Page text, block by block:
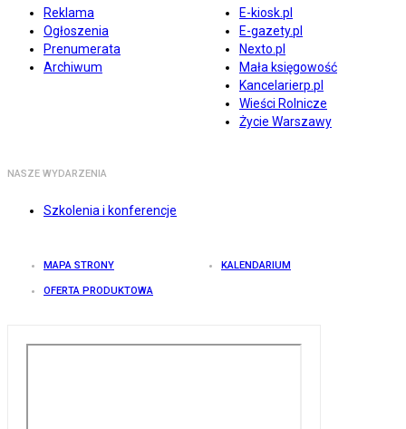
Reklama
Ogłoszenia
Prenumerata
Archiwum
E-kiosk.pl
E-gazety.pl
Nexto.pl
Mała księgowość
Kancelarierp.pl
Wieści Rolnicze
Życie Warszawy
NASZE WYDARZENIA
Szkolenia i konferencje
MAPA STRONY KALENDARIUM
OFERTA PRODUKTOWA